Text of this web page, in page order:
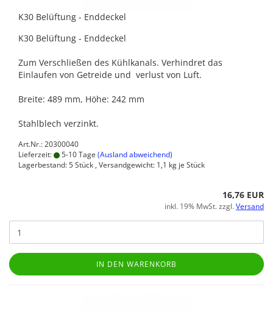
K30 Belüftung - Enddeckel
K30 Belüftung - Enddeckel
Zum Verschließen des Kühlkanals. Verhindret das
Einlaufen von Getreide und verlust von Luft.
Breite: 489 mm, Höhe: 242 mm
Stahlblech verzinkt.
Art.Nr.: 20300040
Lieferzeit:
5-10 Tage (Ausland abweichend)
Lagerbestand: 5 Stück , Versandgewicht: 1,1 kg je Stück
16,76 EUR
inkl. 19% MwSt. zzgl.Versand
IN DEN WARENKORB